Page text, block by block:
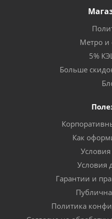
Метро и
5%
Больше
Как
Условия
Гарантии и
Политика